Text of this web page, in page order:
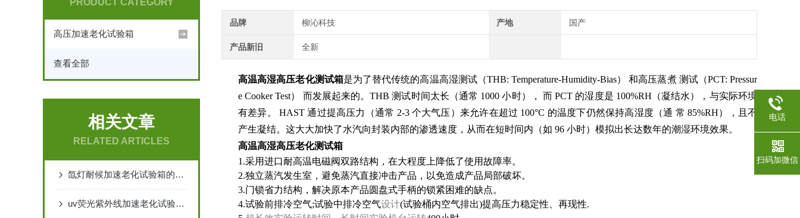
PRODUCT CATEGORY
高压加速老化试验箱
查看全部
相关文章
RELATED ARTICLES
氙灯耐候加速老化试验箱的原理介绍
uv荧光紫外线加速老化试验箱用途与工作原理
品牌 柳沁科技 产地 国产
产品新旧 全新
高温高湿高压老化测试箱是为了替代传统的高温高湿测试（THB: Temperature-Humidity-Bias） 和高压蒸煮 测试（PCT: Pressur
e Cooker Test） 而发展起来的。THB 测试时间太长（通常 1000 小时）， 而 PCT 的湿度是 100%RH（凝结水），与实际环境
有差异。
HAST通过提高压力（通常 2-3 个大气压）来允许在超过 100°C 的温度下仍然保持高湿度（通 常85%RH），且不
产生凝结。这大大加快了水汽向封装内部的渗透速度，从而在短时间内（如 96 小时）模拟出长达数年的潮湿环境效果。
高温高湿高压老化测试箱
1.采用进口耐高温电磁阀双路结构，在大程度上降低了使用故障率。
2.独立蒸汽发生室，避免蒸汽直接冲击产品，以免造成产品局部破坏。
3.门锁省力结构，解决原本产品圆盘式手柄的锁紧困难的缺点。
4.试验前排冷空气;试验中排冷空气设计(试验桶内空气排出)提高压力稳定性、再现性.
电话
扫码加微信